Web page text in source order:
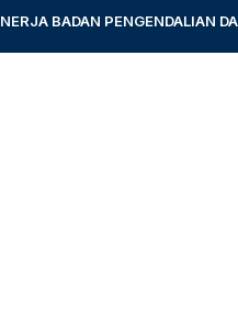
BADAN PENGENDALIAN